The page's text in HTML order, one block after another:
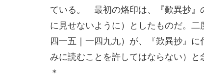
ている。 最初の烙印は、『歎異抄』
に見せないように）としたものだ。
四一五｜一四九九）が、『歎異抄』
みに読むことを許してはならない）と
＊